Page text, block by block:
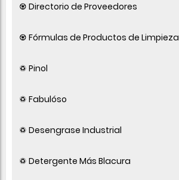
♼ Directorio de Proveedores
♼ Fórmulas de Productos de Limpieza
♽ Pinol
♽ Fabulóso
♽ Desengrase Industrial
♽ Detergente Más Blacura